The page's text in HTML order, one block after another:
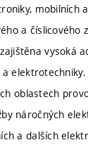
mobilních
a
vysoká
oblastech
náročných
a dalších